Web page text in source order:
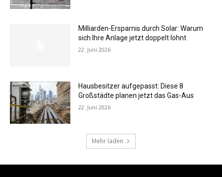
Milliarden-Ersparnis durch Solar: Warum
sich Ihre Anlage jetzt doppelt lohnt
22. Juni 2026
Hausbesitzer aufgepasst: Diese 8
Großstädte planen jetzt das Gas-Aus
22. Juni 2026
Mehr laden